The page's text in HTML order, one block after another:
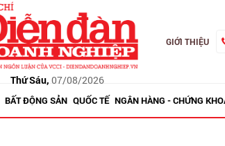
Thứ Sáu, 07/08/2026
GIỚI THIỆU
BẤT ĐỘNG SẢN QUỐC TẾ NGÂN HÀNG - CHỨNG